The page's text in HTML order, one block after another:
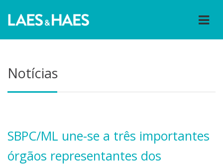
Notícias
SBPC/ML une-se a três importantes
órgãos representantes dos